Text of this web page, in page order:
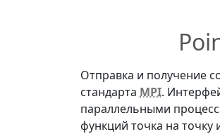
Отправка и получение
стандарта MPI.
параллельными
функций точка на точку